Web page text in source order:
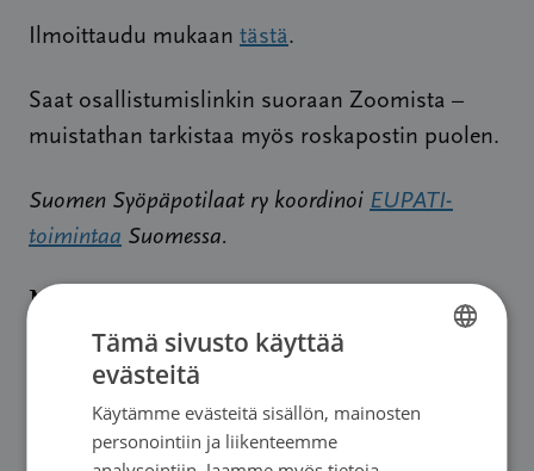
Ilmoittaudu mukaan tästä.
Saat osallistumislinkin suoraan Zoomista –
muistathan tarkistaa myös roskapostin puolen.
Suomen Syöpäpotilaat ry koordinoi EUPATI-
toimintaa Suomessa.
Muita tapahtumia
FINNISH
Tämä sivusto käyttää
evästeitä
Käytämme evästeitä sisällön, mainosten
personointiin ja liikenteemme